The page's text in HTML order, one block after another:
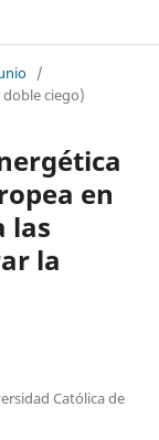
/
ciego)
en
las
la
Católica de